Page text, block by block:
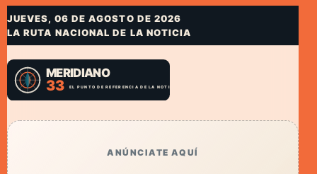
JUEVES, 06 DE AGOSTO DE 2026
LA RUTA NACIONAL DE LA NOTICIA
ANÚNCIATE AQUÍ